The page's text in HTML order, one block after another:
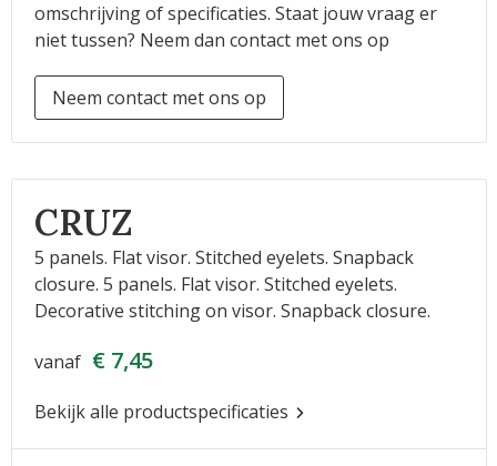
omschrijving of specificaties. Staat jouw vraag er
niet tussen? Neem dan contact met ons op
Neem contact met ons op
CRUZ
5 panels. Flat visor. Stitched eyelets. Snapback
closure. 5 panels. Flat visor. Stitched eyelets.
Decorative stitching on visor. Snapback closure.
vanaf € 7,45
Bekijk alle productspecificaties